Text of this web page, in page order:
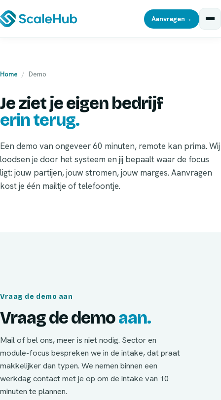
Aanvragen→
Home / Demo
Je ziet je eigen bedrijf
erin terug.
Een demo van ongeveer 60 minuten, remote kan prima. Wij
loodsen je door het systeem en jij bepaalt waar de focus
ligt: jouw partijen, jouw stromen, jouw marges. Aanvragen
kost je één mailtje of telefoontje.
Vraag de demo aan
Vraag de demoaan.
Mail of bel ons, meer is niet nodig. Sector en
module-focus bespreken we in de intake, dat praat
makkelijker dan typen. We nemen binnen een
werkdag contact met je op om de intake van 10
minuten te plannen.